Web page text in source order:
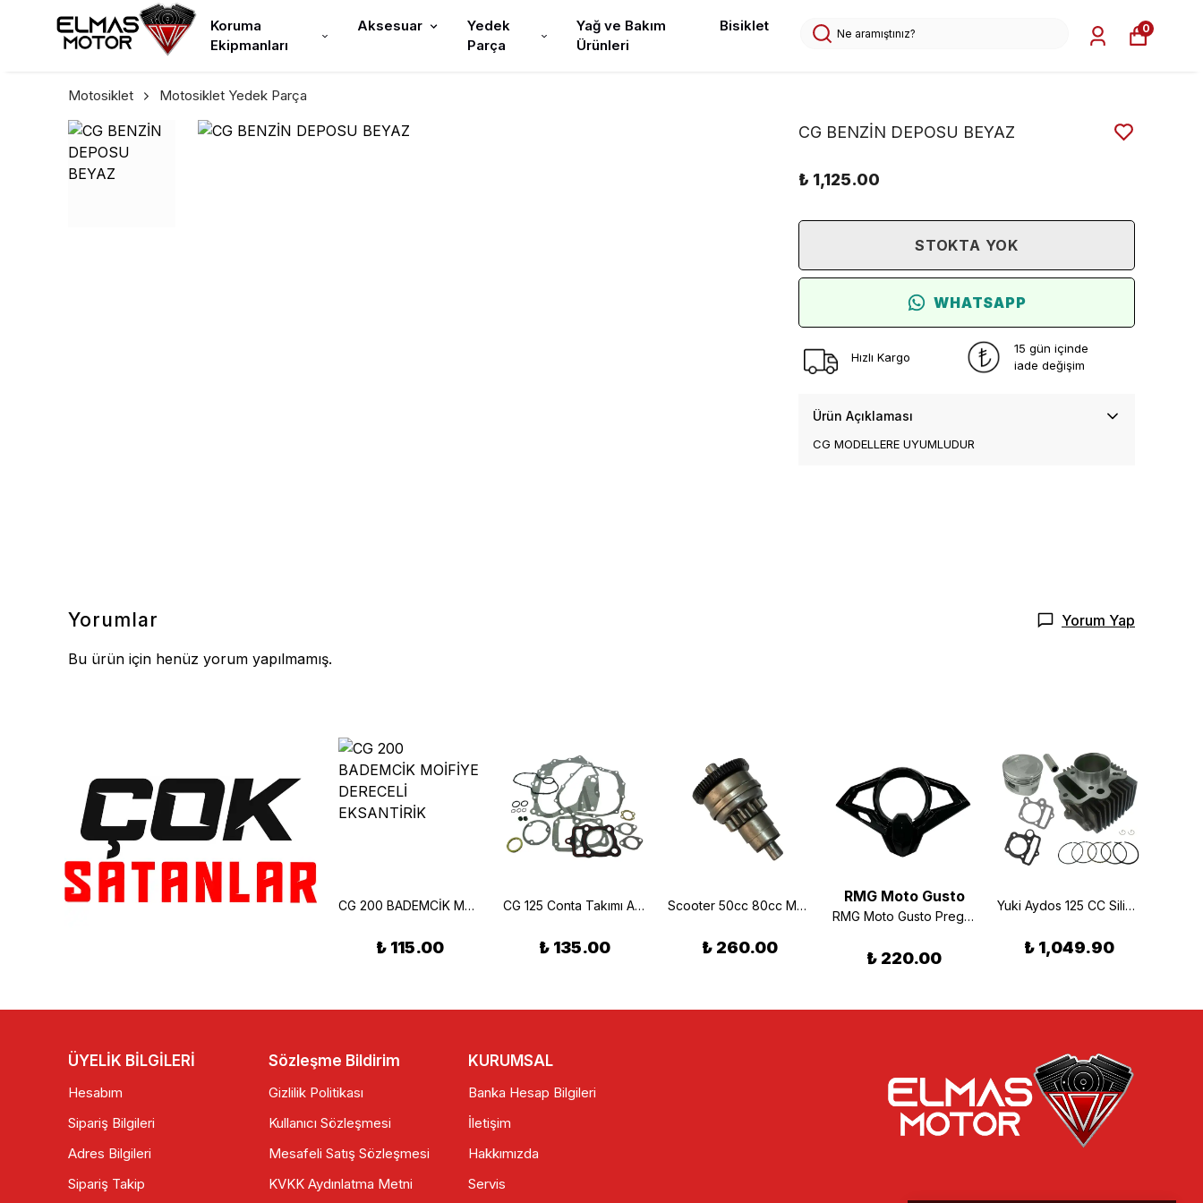
Koruma
Ekipmanları
Aksesuar
Yedek
Parça
Yağ ve Bakım
Ürünleri
Bisiklet 0
Motosiklet Motosiklet Yedek Parça
CG BENZİN DEPOSU BEYAZ
₺ 1,125.00
STOKTA YOK
WHATSAPP
Hızlı Kargo
15 gün içinde
iade değişim
Ürün Açıklaması
CG MODELLERE UYUMLUDUR
Yorumlar Yorum Yap
Bu ürün için henüz yorum yapılmamış.
GMS
Salcano Runner 150 Sağ Yan Kapak Siyah CG 200 BADEMCİK MOİFİYE DERECELİ EKSANTİRİK
₺ 115.00
CG 125 Conta Takımı A Kalite
₺ 135.00
Scooter 50cc 80cc Marş Dişlisi
₺ 260.00
RMG Moto Gusto
RMG Moto Gusto Prego 125 Gösterge Çerçevesi
₺ 220.00
Yuki Aydos 125 CC Silindir Set 54MM 14P
₺ 1,049.90
ÜYELİK BİLGİLERİ
Hesabım
Sipariş Bilgileri
Adres Bilgileri
Sipariş Takip
Sözleşme Bildirim
Gizlilik Politikası
Kullanıcı Sözleşmesi
Mesafeli Satış Sözleşmesi
KVKK Aydınlatma Metni
KURUMSAL
Banka Hesap Bilgileri
İletişim
Hakkımızda
Servis